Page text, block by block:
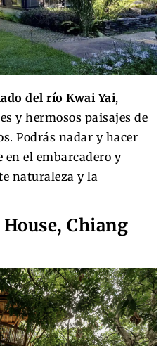
del río Kwai Yai,
y hermosos paisajes de
Podrás nadar y hacer
el embarcadero y
naturaleza y la
Chiang